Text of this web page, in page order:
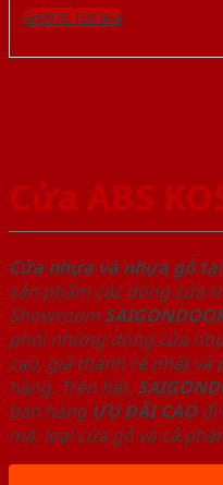
Gọi 0976.169.864
Cửa ABS
Cửa nhựa và nhựa gỗ tại
sản phẩm các dòng cửa
Showroom
phối những dòng cửa
cao, giá thành rẻ nhất và
hàng. Trên hết,
bán hàng ƯU ĐÃI CAOđi
mã, loại cửa gỗ và cả